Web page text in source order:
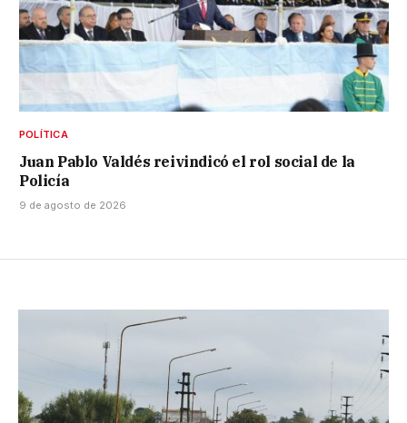
POLÍTICA
Juan Pablo Valdés reivindicó el rol social de la
Policía
9 de agosto de 2026